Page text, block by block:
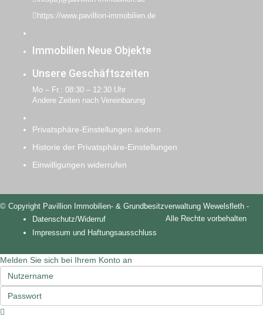
https://www.pavillion-immobilien.de
Immobilien Neue Objekte
Unsere Geschäftszeiten
Mo – Fr.: 08:30 – 12:30 Uhr
Andere Zeiten nach Vereinbarung
Privatsphäre-Einstellungen ändern
Historie der Privatsphäre-Einstellungen
Einwilligungen widerrufen
© Copyright Pavillion Immobilien- & Grundbesitzverwaltung Wewelsfleth -
Alle Rechte vorbehalten
Datenschutz/Widerruf
Impressum und Haftungsausschluss
Melden Sie sich bei Ihrem Konto an